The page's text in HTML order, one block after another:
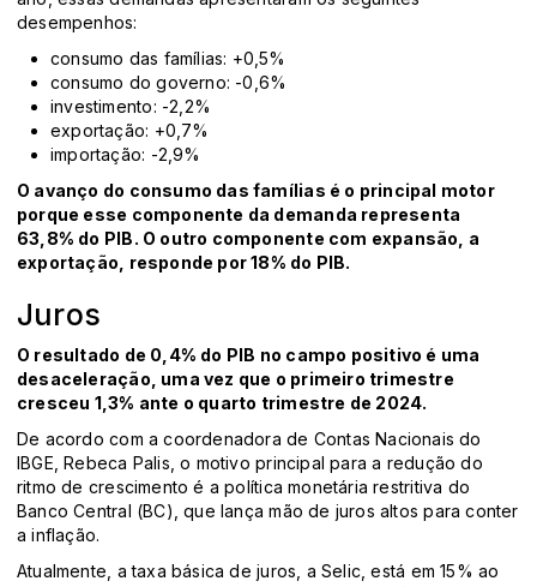
desempenhos:
consumo das famílias: +0,5%
consumo do governo: -0,6%
investimento: -2,2%
exportação: +0,7%
importação: -2,9%
O avanço do consumo das famílias é o principal motor
porque esse componente da demanda representa
63,8% do PIB. O outro componente com expansão, a
exportação, responde por 18% do PIB.
Juros
O resultado de 0,4% do PIB no campo positivo é uma
desaceleração, uma vez que o primeiro trimestre
cresceu 1,3% ante o quarto trimestre de 2024.
De acordo com a coordenadora de Contas Nacionais do
IBGE, Rebeca Palis, o motivo principal para a redução do
ritmo de crescimento é a política monetária restritiva do
Banco Central (BC), que lança mão de juros altos para conter
a inflação.
Atualmente, a taxa básica de juros, a Selic, está em 15% ao